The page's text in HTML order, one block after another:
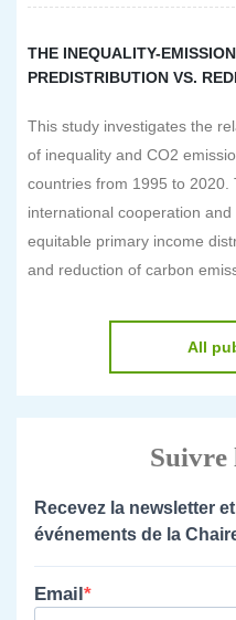
THE INEQUALITY-
PREDISTRIBUTION VS.
This study investigates the
of inequality and CO2
countries from 1995 to 2020.
international cooperation
equitable primary income
and reduction of carbon
All
Suivre
Recevez la newsletter
événements de la
Email